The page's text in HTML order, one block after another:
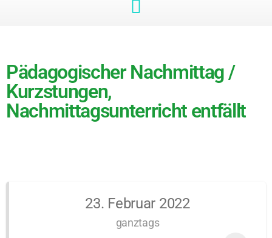
Pädagogischer Nachmittag /
Kurzstungen,
Nachmittagsunterricht entfällt
23. Februar 2022
ganztags